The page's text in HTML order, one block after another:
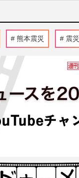
熊本震災 震災